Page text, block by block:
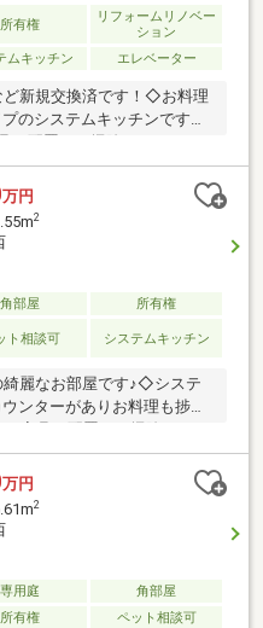
所有権
リフォームリノベー
ション
ムキッチン エレベーター
新規交換済です！◇お料理
のシステムキッチンです
放感ある立地です☆◆来場メ
る事で暮らしのイメージが
リアルな資金シミュレーショ
類似の完成物件があればご
能」ボタンから、ご希望の
万円
2
角部屋
所有権
ト相談可 システムキッチン
麗なお部屋です♪◇システ
ンターがありお料理も捗り
広島市内が一望できます☆◆
育できる小動物)可能物件で
送れます◆来場メリット♪・
しのイメージが上がりま
金シミュレーションが可能
ンから、ご希望の日時にご
万円
2
専用庭
角部屋
所有権 ペット相談可